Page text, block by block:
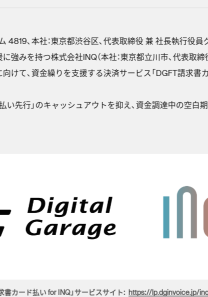
、本社：東京都渋谷区、代表取締役 兼 社長執行役員
強みを持つ株式会社INQ（本社：東京都立川市、代表取締
向けて、資金繰りを支援する決済サービス「DGFT請求書
い先行」のキャッシュアウトを抑え、資金調達中の空白
書カード払い for INQ」サービスサイト: https://lp.dginvoice.jp/